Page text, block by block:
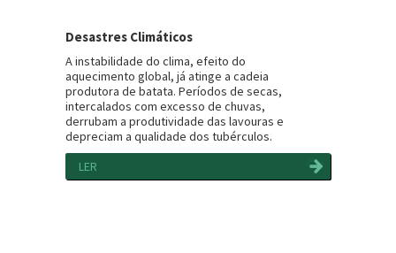
Desastres Climáticos
A instabilidade do clima, efeito do
aquecimento global, já atinge a cadeia
produtora de batata. Períodos de secas,
intercalados com excesso de chuvas,
derrubam a produtividade das lavouras e
depreciam a qualidade dos tubérculos.
LER